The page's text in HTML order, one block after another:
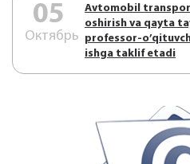
05
Октябрь
Аvtоmоbil
оshirish vа qаytа
prоfеssоr-
ishgа tаklif etаdi